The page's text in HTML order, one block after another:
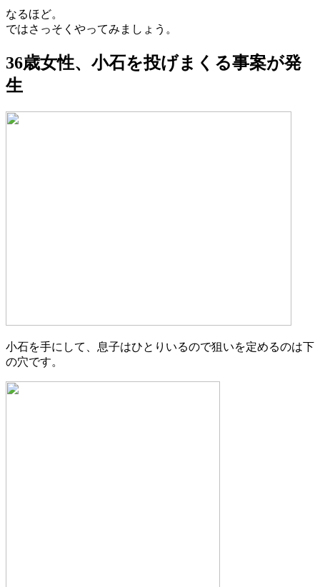
なるほど。
ではさっそくやってみましょう。
36歳女性、小石を投げまくる事案が発
生
小石を手にして、息子はひとりいるので狙いを定めるのは下
の穴です。